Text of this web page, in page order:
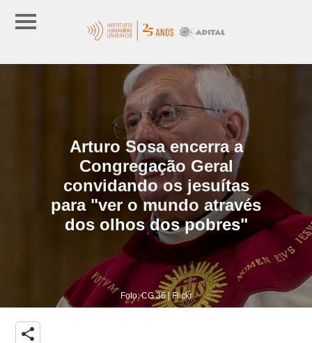
Arturo Sosa encerra a
Congregação Geral
convidando os jesuítas
para "ver o mundo através
dos olhos dos pobres"
Foto: CG 36 | Flickr
share